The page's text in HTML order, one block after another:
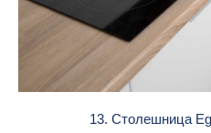
13. Столешница